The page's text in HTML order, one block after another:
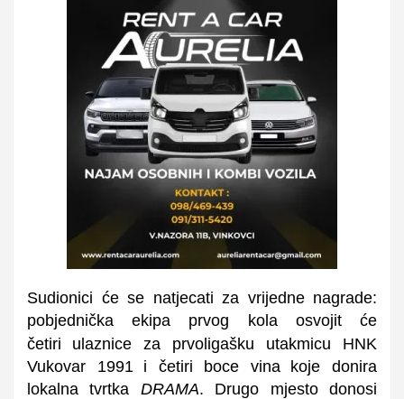
Sudionici će se natjecati za vrijedne nagrade:
pobjednička ekipa prvog kola osvojit će
četiri
ulaznice za prvoligašku utakmicu HNK
Vukovar 1991
i četiri boce vina
koje donira
lokalna tvrtka DRAMA. Drugo mjesto donosi